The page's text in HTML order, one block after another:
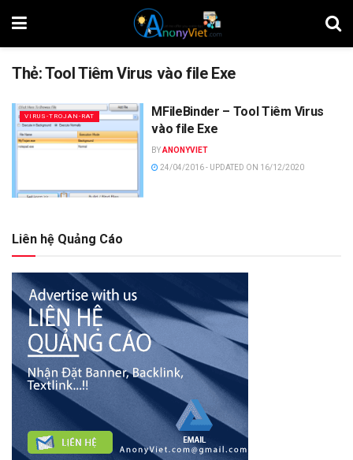
Thẻ:Tool Tiêm Virus vào file Exe
VIRUS-TROJAN-RAT
MFileBinder – Tool Tiêm Virus
vào file Exe
BYANONYVIET
24/04/2016 - UPDATED ON 16/12/2020
Liên hệ Quảng Cáo